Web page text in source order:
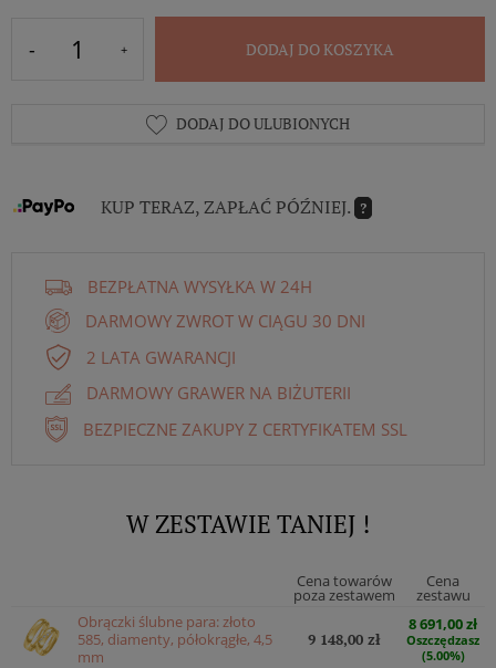
DODAJ DO KOSZYKA
DODAJ DO ULUBIONYCH
KUP TERAZ, ZAPŁAĆ PÓŹNIEJ. ?
BEZPŁATNA WYSYŁKA W 24H
DARMOWY ZWROT W CIĄGU 30 DNI
2 LATA GWARANCJI
DARMOWY GRAWER NA BIŻUTERII
BEZPIECZNE ZAKUPY Z CERTYFIKATEM SSL
W ZESTAWIE TANIEJ !
Cena towarów
poza zestawem
Cena
zestawu
Obrączki ślubne para: złoto
585, diamenty, półokrągłe, 4,5
mm
9 148,00 zł
8 691,00 zł
Oszczędzasz
(5.00%)